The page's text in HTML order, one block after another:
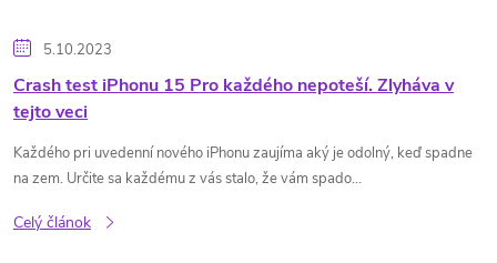
5.10.2023
Crash test iPhonu 15 Pro každého nepoteší. Zlyháva v
tejto veci
Každého pri uvedenní nového iPhonu zaujíma aký je odolný, keď spadne
na zem. Určite sa každému z vás stalo, že vám spado...
Celý článok